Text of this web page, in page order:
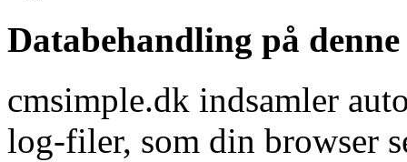
Databehandling på
cmsimple.dk indsamler
log-filer, som din browser